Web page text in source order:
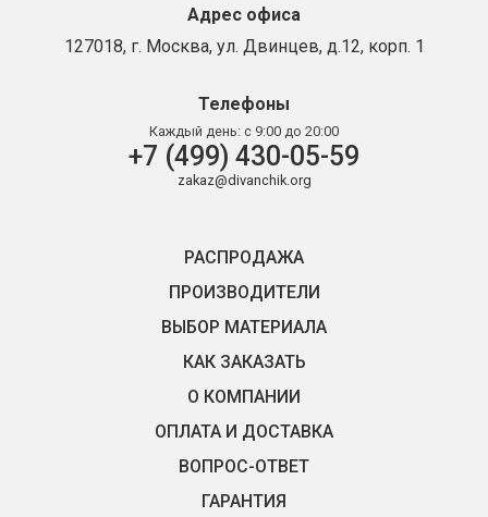
Адрес офиса
127018, г. Москва, ул. Двинцев, д.12, корп. 1
Телефоны
Каждый день: с 9:00 до 20:00
+7 (499) 430-05-59
zakaz@divanchik.org
РАСПРОДАЖА
ПРОИЗВОДИТЕЛИ
ВЫБОР МАТЕРИАЛА
КАК ЗАКАЗАТЬ
О КОМПАНИИ
ОПЛАТА И ДОСТАВКА
ВОПРОС-ОТВЕТ
ГАРАНТИЯ